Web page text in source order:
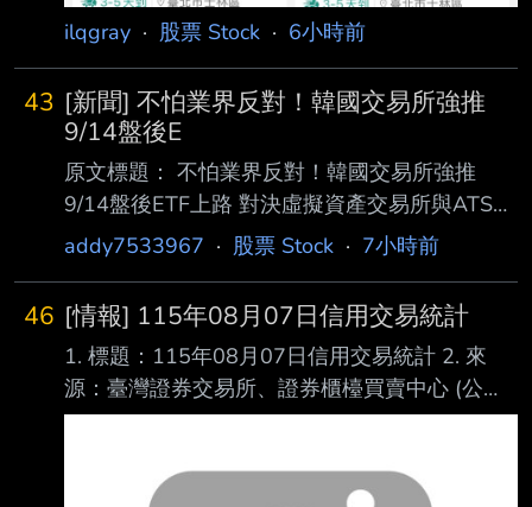
ilqgray · 股票 Stock · 6小時前
43 [新聞] 不怕業界反對！韓國交易所強推
9/14盤後E
原文標題： 不怕業界反對！韓國交易所強推
9/14盤後ETF上路 對決虛擬資產交易所與ATS
原文連結：
時間： 2026-08-07 14:50 記者署名： 鉅亨網
編譯陳韋廷 原文內容： 外媒最新報導指出，儘
管業界對近期槓桿類產品波動存在擔憂，韓國交
易所 (KRX) 仍將於 9 月 14 日正式開啟 ETF 盤
資管機構示警，無
addy7533967 · 股票 Stock · 7小時前
46 [情報] 115年08月07日信用交易統計
1. 標題：115年08月07日信用交易統計 2. 來
源：臺灣證券交易所、證券櫃檯買賣中心 (公司
名、網站名) 3. 網址：https://reurl.cc/E2xlzv
內文： 115年08月07日信用交易統計 項目 買進